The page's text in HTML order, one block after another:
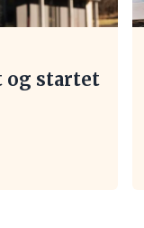
og startet